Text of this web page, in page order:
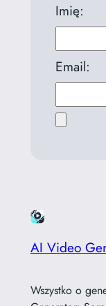
Imię:
Email:
AI Video
Wszystko o